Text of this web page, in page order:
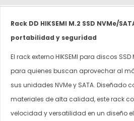
Rack DD HIKSEMI M.2 SSD NVMe/
portabilidad y seguridad
El rack externo HIKSEMI para discos
para quienes buscan aprovechar al
sus unidades NVMe y SATA. Diseñado
materiales de alta calidad, este rack
velocidad y versatilidad en un diseño